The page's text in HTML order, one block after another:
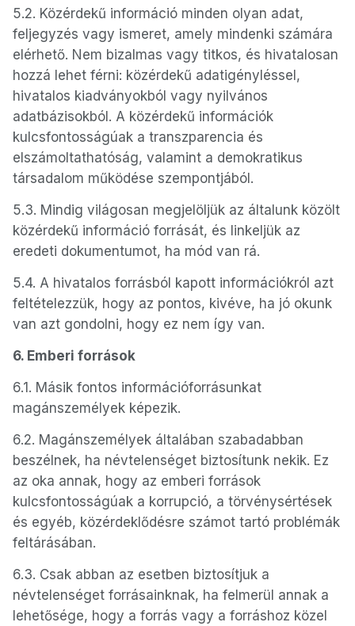
5.2. Közérdekű információ minden olyan adat,
feljegyzés vagy ismeret, amely mindenki számára
elérhető. Nem bizalmas vagy titkos, és hivatalosan
hozzá lehet férni: közérdekű adatigényléssel,
hivatalos kiadványokból vagy nyilvános
adatbázisokból. A közérdekű információk
kulcsfontosságúak a transzparencia és
elszámoltathatóság, valamint a demokratikus
társadalom működése szempontjából.
5.3. Mindig világosan megjelöljük az általunk közölt
közérdekű információ forrását, és linkeljük az
eredeti dokumentumot, ha mód van rá.
5.4. A hivatalos forrásból kapott információkról azt
feltételezzük, hogy az pontos, kivéve, ha jó okunk
van azt gondolni, hogy ez nem így van.
6. Emberi források
6.1. Másik fontos információforrásunkat
magánszemélyek képezik.
6.2. Magánszemélyek általában szabadabban
beszélnek, ha névtelenséget biztosítunk nekik. Ez
az oka annak, hogy az emberi források
kulcsfontosságúak a korrupció, a törvénysértések
és egyéb, közérdeklődésre számot tartó problémák
feltárásában.
6.3. Csak abban az esetben biztosítjuk a
névtelenséget forrásainknak, ha felmerül annak a
lehetősége, hogy a forrás vagy a forráshoz közel